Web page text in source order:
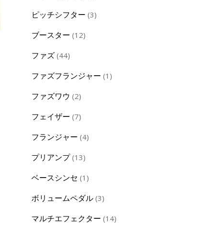
ピッチシフター 33
ブースター 1212
ファズ 4444
ファズフランジャー 1 1
ファズワウ 22
フェイザー 77
フランジャー 44
プリアンプ 1313
ベースシンセ 1 1
ボリュームペダル 33
マルチエフェクター 1414